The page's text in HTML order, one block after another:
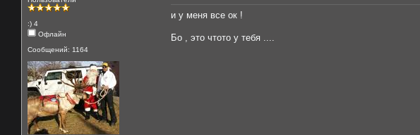
:) 4
Офлайн
Сообщений: 1164
и у меня все ок !
Бо , это чтото у тебя ....